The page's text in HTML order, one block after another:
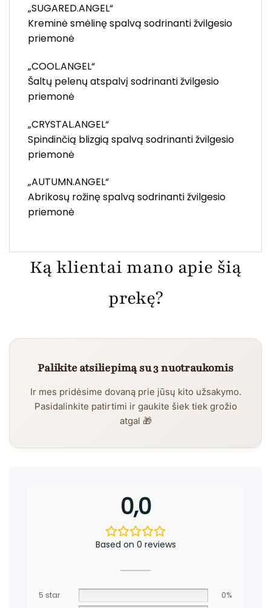
„SUGARED.ANGEL“
Kreminė smėlinę spalvą sodrinanti žvilgesio
priemonė
„COOL.ANGEL“
Šaltų pelenų atspalvį sodrinanti žvilgesio
priemonė
„CRYSTAL.ANGEL“
Spindinčią blizgią spalvą sodrinanti žvilgesio
priemonė
„AUTUMN.ANGEL“
Abrikosų rožinę spalvą sodrinanti žvilgesio
priemonė
Ką klientai mano apie šią
prekę?
Palikite atsiliepimą su 3 nuotraukomis
Ir mes pridėsime dovaną prie jūsų kito užsakymo.
Pasidalinkite patirtimi ir gaukite šiek tiek grožio
atgal 🎁
0,0
Based on 0 reviews
5 star
0%